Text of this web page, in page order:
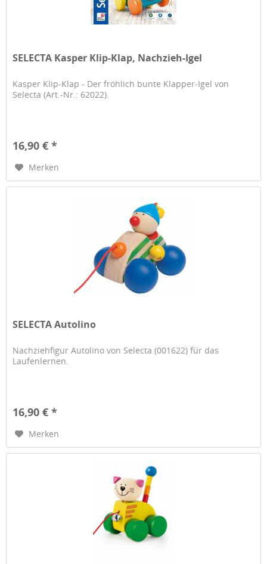
SELECTA Kasper Klip-Klap, Nachzieh-Igel
Kasper Klip-Klap - Der fröhlich bunte Klapper-Igel von
Selecta (Art.-Nr.: 62022).
16,90 € *
Merken
SELECTA Autolino
Nachziehfigur Autolino von Selecta (001622) für das
Laufenlernen.
16,90 € *
Merken